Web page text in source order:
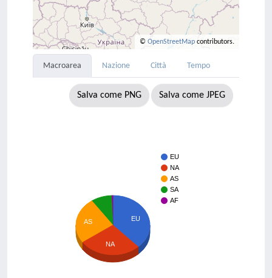
© OpenStreetMap contributors.
Macroarea Nazione Città Tempo
Salva come PNG Salva come JPEG
EU
NA
AS
SA
AF
EU
AS
NA